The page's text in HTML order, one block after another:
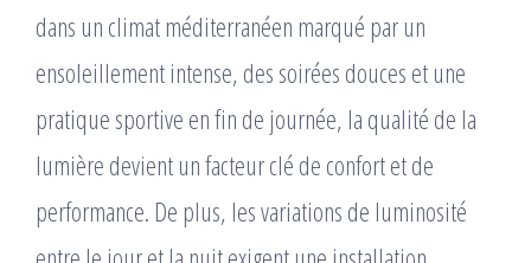
dans un climat méditerranéen marqué par un
ensoleillement intense, des soirées douces et une
pratique sportive en fin de journée, la qualité de la
lumière devient un facteur clé de confort et de
performance. De plus, les variations de luminosité